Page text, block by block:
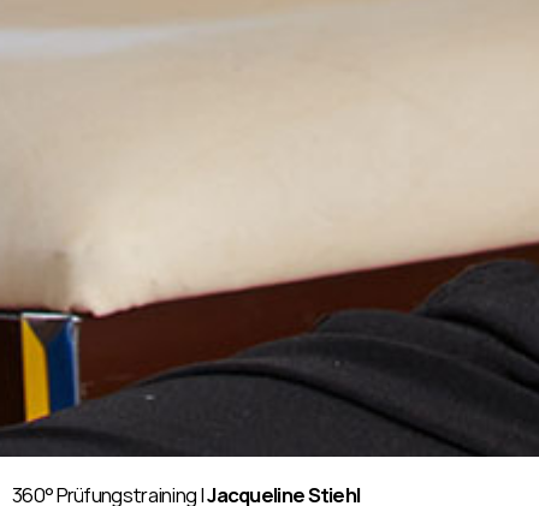
360° Prüfungstraining |Jacqueline Stiehl​